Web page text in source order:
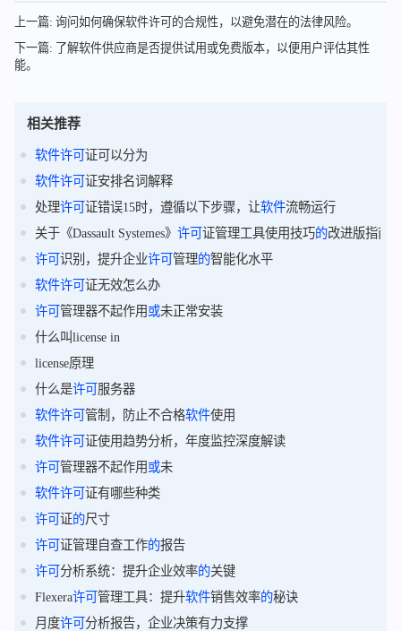
上一篇: 询问如何确保软件许可的合规性，以避免潜在的法律风险。
下一篇: 了解软件供应商是否提供试用或免费版本，以便用户评估其性
能。
相关推荐
软件许可 证可以分为
软件许可 证安排名词解释
处理许可 证错误15时，遵循以下步骤，让软件流畅运行
关于《Dassault Systemes》 许可 证管理工具使用技巧的改进版指南
许可 识别，提升企业许可 管理的智能化水平
软件许可 证无效怎么办
许可 管理器不起作用或未正常安装
什么叫license in
license原理
什么是许可 服务器
软件许可 管制，防止不合格软件使用
软件许可 证使用趋势分析，年度监控深度解读
许可 管理器不起作用或未
软件许可 证有哪些种类
许可 证的尺寸
许可 证管理自查工作的报告
许可 分析系统：提升企业效率的关键
Flexera许可 管理工具：提升软件销售效率的秘诀
月度许可 分析报告，企业决策有力支撑